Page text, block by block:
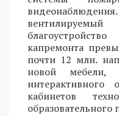
капремонта
почти 12 млн.
новой мебели,
интерактивного
кабинетов
образовательного